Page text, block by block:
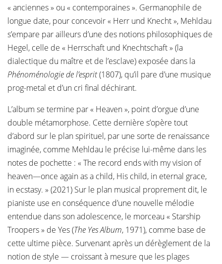
« anciennes » ou « contemporaines ». Germanophile de
longue date, pour concevoir « Herr und Knecht », Mehldau
s’empare par ailleurs d’une des notions philosophiques de
Hegel, celle de « Herrschaft und Knechtschaft » (la
dialectique du maître et de l’esclave) exposée dans la
Phénoménologie de l’esprit(1807), qu’il pare d’une musique
prog-metal et d’un cri final déchirant.
L’album se termine par « Heaven », point d’orgue d’une
double métamorphose. Cette dernière s’opère tout
d’abord sur le plan spirituel, par une sorte de renaissance
imaginée, comme Mehldau le précise lui-même dans les
notes de pochette : « The record ends with my vision of
heaven—once again as a child, His child, in eternal grace,
in ecstasy. » (2021) Sur le plan musical proprement dit, le
pianiste use en conséquence d’une nouvelle mélodie
entendue dans son adolescence, le morceau « Starship
Troopers » de Yes (The Yes Album, 1971), comme base de
cette ultime pièce. Survenant après un dérèglement de la
notion de style — croissant à mesure que les plages